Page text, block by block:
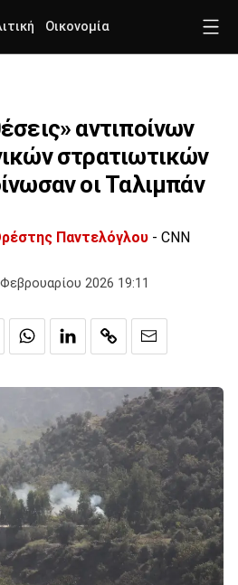
Οικονομία
αντιποίνων
στρατιωτικών
οι Ταλιμπάν
Παντελόγλου - CNN
2026 19:11